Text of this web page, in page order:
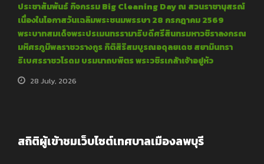
ประชาสัมพันธ์ กิจกรรม Big Cleaning Day ณ สวนราชานุสรณ์
เนื่องในโอกาสวันเฉลิมพระชนมพรรษา 28 กรกฎาคม 2569
พระบาทสมเด็จพระปรเมนทรรามาธิบดีศรีสินทรมหาวชิราลงกรณ
มหิศรภูมิพลราชวรางกูร กิติสิริสมบูรณอดุลยเดช สยามินทรา
ธิเบศรราชวโรดม บรมนาถบพิตร พระวชิรเกล้าเจ้าอยู่หัว
28 July, 2026
สถิติผู้เข้าชมเว็บไซต์เทศบาลเมืองลพบุรี